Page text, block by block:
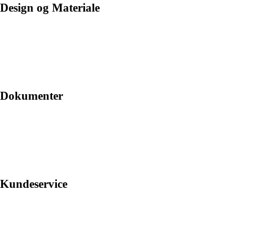
Design og Materiale
Dokumenter
Kundeservice